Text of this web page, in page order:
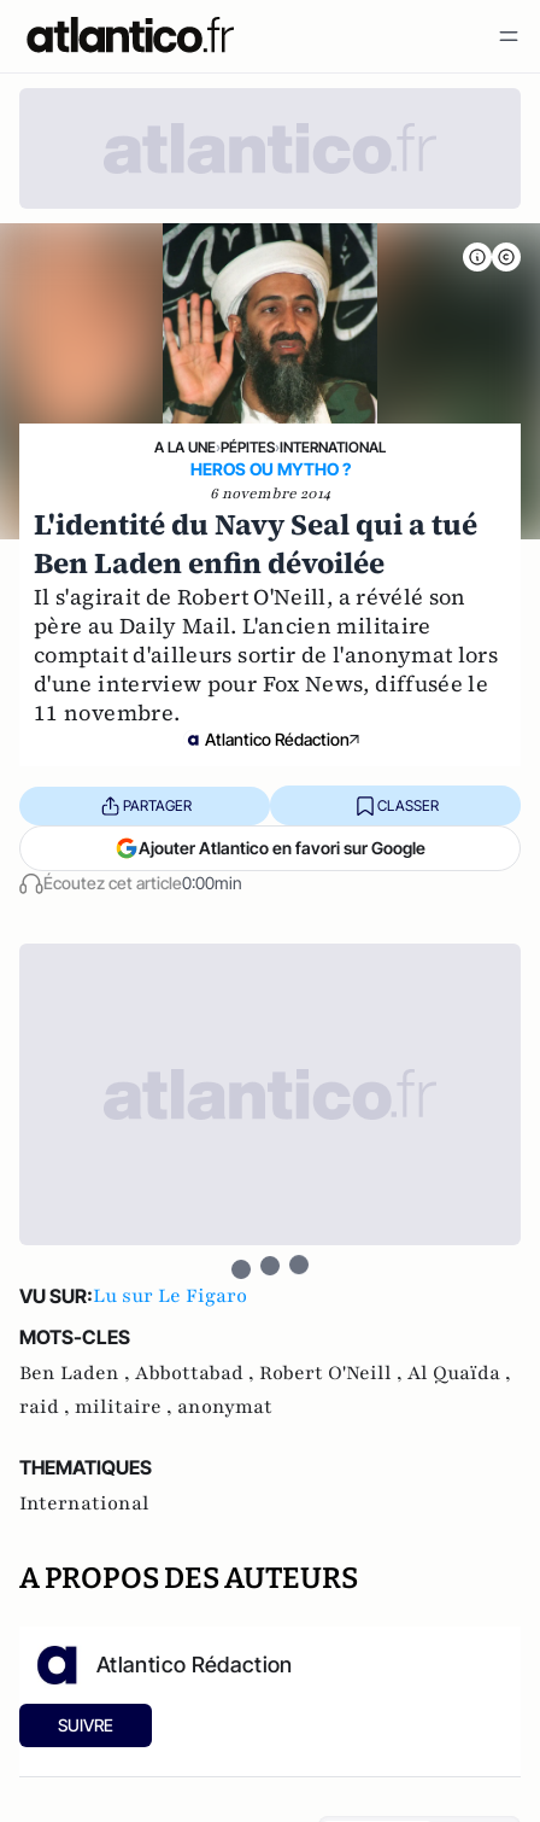
A LA UNE›PÉPITES›INTERNATIONAL
HEROS OU MYTHO ?
6 novembre 2014
L'identité du Navy Seal qui a tué
Ben Laden enfin dévoilée
Il s'agirait de Robert O'Neill, a révélé son
père au Daily Mail. L'ancien militaire
comptait d'ailleurs sortir de l'anonymat lors
d'une interview pour Fox News, diffusée le
11 novembre.
Atlantico Rédaction
Écoutez cet article0:00min
PARTAGER CLASSER
Ajouter Atlantico en favori sur Google
VU SUR:Lu sur Le Figaro
MOTS-CLES
Ben Laden , Abbottabad , Robert O'Neill , Al Quaïda ,
raid , militaire , anonymat
THEMATIQUES
International
A PROPOS DES AUTEURS
Atlantico Rédaction
SUIVRE